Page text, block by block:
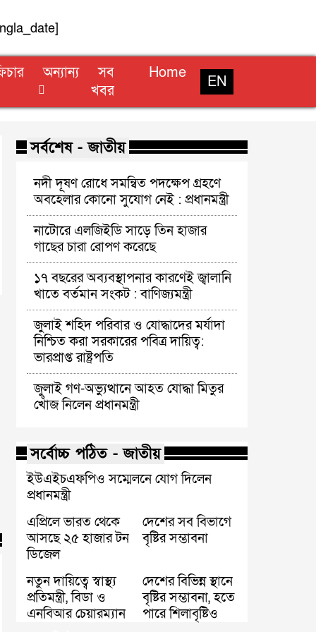
অন্যান্য
সব
খবর
Home EN
সর্বশেষ - জাতীয়
নদী দূষণ রোধে সমন্বিত পদক্ষেপ গ্রহণে
অবহেলার কোনো সুযোগ নেই : প্রধানমন্ত্রী
নাটোরে এলজিইডি সাড়ে তিন হাজার
গাছের চারা রোপণ করেছে
১৭ বছরের অব্যবস্থাপনার কারণেই জ্বালানি
খাতে বর্তমান সংকট : বাণিজ্যমন্ত্রী
জুলাই শহিদ পরিবার ও যোদ্ধাদের মর্যাদা
নিশ্চিত করা সরকারের পবিত্র দায়িত্ব:
ভারপ্রাপ্ত রাষ্ট্রপতি
জুলাই গণ-অভ্যুত্থানে আহত যোদ্ধা মিতুর
খোঁজ নিলেন প্রধানমন্ত্রী
সর্বোচ্চ পঠিত - জাতীয়
ইউএইচএফপিও সম্মেলনে যোগ দিলেন
প্রধানমন্ত্রী
এপ্রিলে ভারত থেকে
আসছে ২৫ হাজার টন
ডিজেল
দেশের সব বিভাগে
বৃষ্টির সম্ভাবনা
নতুন দায়িত্বে স্বাস্থ্য
প্রতিমন্ত্রী, বিডা ও
এনবিআর চেয়ারম্যান
দেশের বিভিন্ন স্থানে
বৃষ্টির সম্ভাবনা, হতে
পারে শিলাবৃষ্টিও